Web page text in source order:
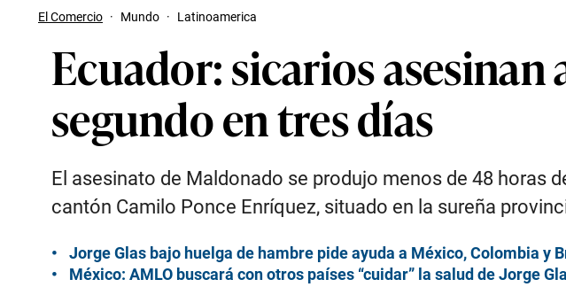
El Comercio · Mundo · Latinoamerica
Ecuador: sicarios
segundo en tres días
El asesinato de Maldonado se produjo menos de 48 horas
cantón Camilo Ponce Enríquez, situado en la sureña
Jorge Glas bajo huelga de hambre pide ayuda a México, Colombia y
México: AMLO buscará con otros países “cuidar” la salud de Jorge